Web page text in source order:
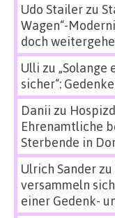
Udo Stailerzu
Wagen“-
doch
Ulli zu „Solange
sicher“:
Danii zu
Ehrenamtliche
Sterbende in
Ulrich Sanderzu
versammeln
einer Gedenk-